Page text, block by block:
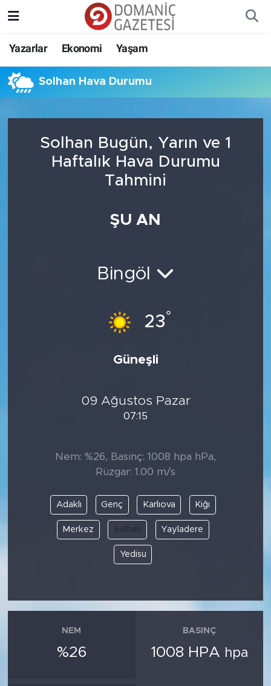
Yazarlar Ekonomi Yaşam
Solhan Hava Durumu
Solhan Bugün, Yarın ve 1
Haftalık Hava Durumu
Tahmini
ŞU AN
Bingöl
23°
Güneşli
09 Ağustos Pazar
07:15
Nem: %26, Basınç: 1008 hpa hPa,
Rüzgar: 1.00 m/s
Adaklı Genç Karlıova Kiğı
Merkez Solhan Yayladere
Yedisu
NEM
%26
BASINÇ
1008 HPA hpa